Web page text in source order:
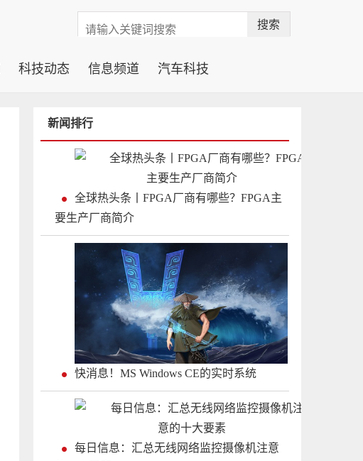
搜索
科技动态 信息频道 汽车科技
新闻排行
全球热头条丨FPGA厂商有哪些？FPGA主
要生产厂商简介
快消息！MS Windows CE的实时系统
每日信息：汇总无线网络监控摄像机注意